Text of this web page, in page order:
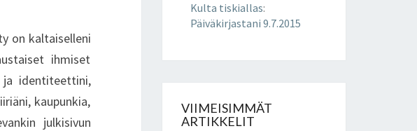
on kaltaiselleni
ihmiset
ja identiteettini,
kaupunkia,
julkisivun
Kulta tiskiallas:
Päiväkirjastani 9.7.2015
VIIMEISIMMÄT
ARTIKKELIT